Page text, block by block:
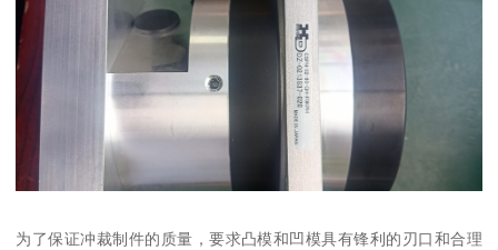
为了保证冲裁制件的质量，要求凸模和凹模具有锋利的刃口和合理